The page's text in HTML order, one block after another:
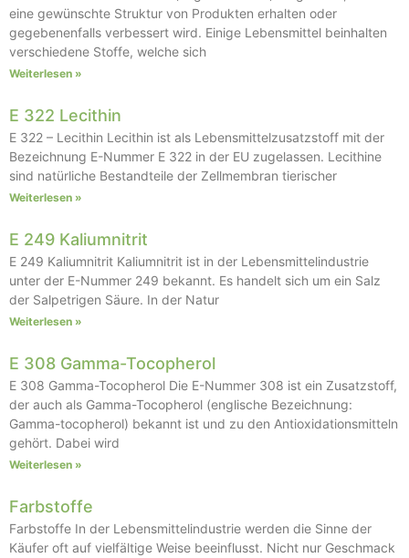
eine gewünschte Struktur von Produkten erhalten oder
gegebenenfalls verbessert wird. Einige Lebensmittel beinhalten
verschiedene Stoffe, welche sich
Weiterlesen »
E 322 Lecithin
E 322 – Lecithin Lecithin ist als Lebensmittelzusatzstoff mit der
Bezeichnung E-Nummer E 322 in der EU zugelassen. Lecithine
sind natürliche Bestandteile der Zellmembran tierischer
Weiterlesen »
E 249 Kaliumnitrit
E 249 Kaliumnitrit Kaliumnitrit ist in der Lebensmittelindustrie
unter der E-Nummer 249 bekannt. Es handelt sich um ein Salz
der Salpetrigen Säure. In der Natur
Weiterlesen »
E 308 Gamma-Tocopherol
E 308 Gamma-Tocopherol Die E-Nummer 308 ist ein Zusatzstoff,
der auch als Gamma-Tocopherol (englische Bezeichnung:
Gamma-tocopherol) bekannt ist und zu den Antioxidationsmitteln
gehört. Dabei wird
Weiterlesen »
Farbstoffe
Farbstoffe In der Lebensmittelindustrie werden die Sinne der
Käufer oft auf vielfältige Weise beeinflusst. Nicht nur Geschmack